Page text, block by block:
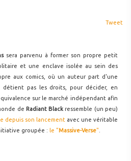
Tweet
sera parvenu à former son propre petit
et une enclave isolée au sein des
aux comics, où un auteur part d'une
pas les droits, pour décider, en
sur le marché indépendant afin
de Radiant Black ressemble (un peu)
depuis son lancementavec une véritable
groupée : le "Massive-Verse"